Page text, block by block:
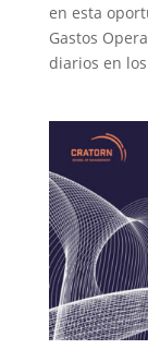
en esta
Gastos
diarios en